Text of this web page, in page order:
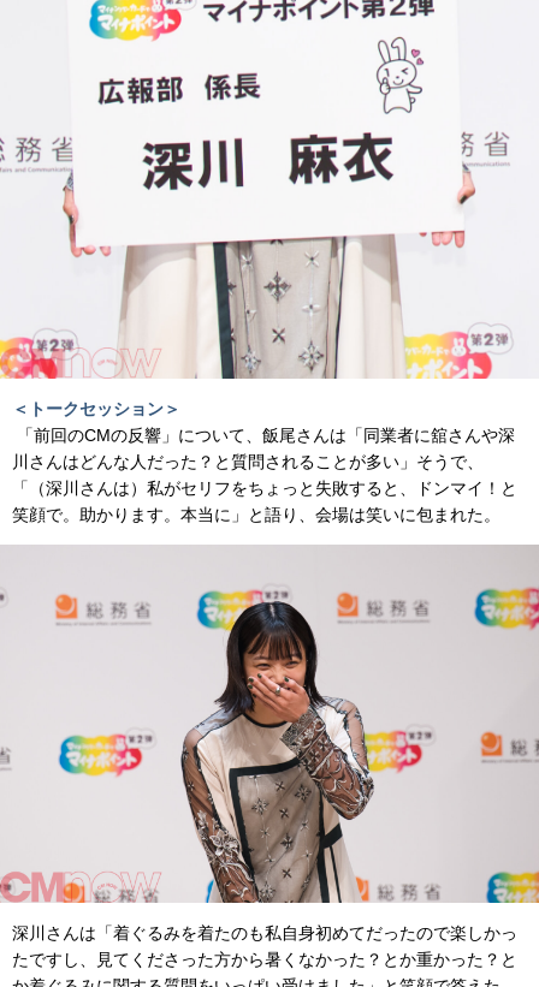
＜トークセッション＞
「前回のCMの反響」について、飯尾さんは「同業者に舘さんや深
川さんはどんな人だった？と質問されることが多い」そうで、
「（深川さんは）私がセリフをちょっと失敗すると、ドンマイ！と
笑顔で。助かります。本当に」と語り、会場は笑いに包まれた。
深川さんは「着ぐるみを着たのも私自身初めてだったので楽しかっ
たですし、見てくださった方から暑くなかった？とか重かった？と